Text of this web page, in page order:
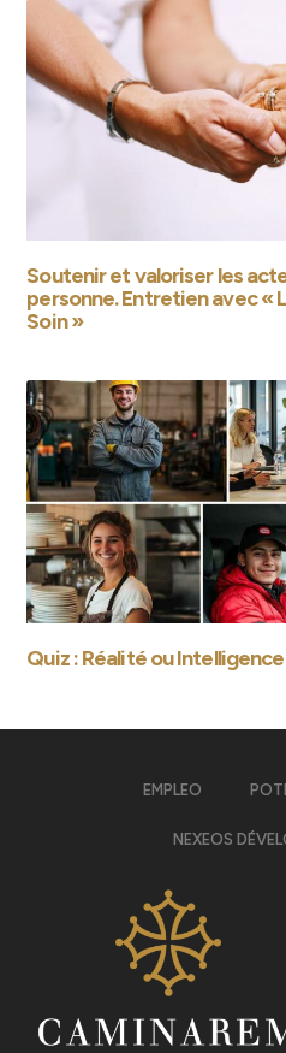
Soutenir et valoriser les
personne. Entretien avec «
Soin »
Quiz : Réalité ou
EMPLEO
NEXEOS